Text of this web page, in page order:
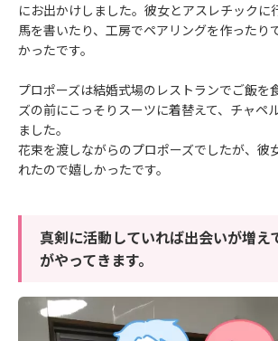
にお出かけしました。彼女とアスレチックに
馬を書いたり、工房でペアリングを作ったり
かったです。
プロポーズは結婚式場のレストランでご飯を
ズの前にこっそりスーツに着替えて、チャペ
ました。
花束を渡しながらのプロポーズでしたが、彼
れたので嬉しかったです。
真剣に活動していれば出会いが増え
がやってきます。